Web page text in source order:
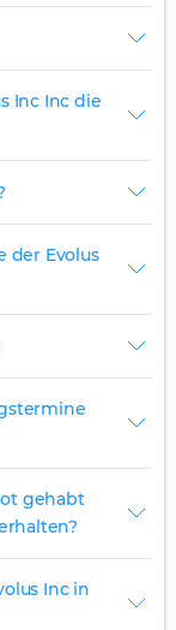
Inc Inc die
der Evolus
gehabt
Inc in